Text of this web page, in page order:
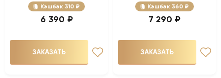
Кэшбэк 310 ₽
6 390 ₽
ЗАКАЗАТЬ
Кэшбэк 360 ₽
7 290 ₽
ЗАКАЗАТЬ